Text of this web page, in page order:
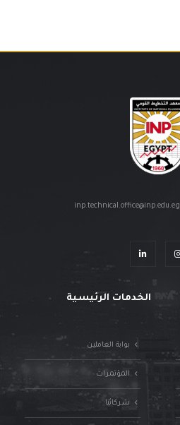
inp.technical.office@inp.edu.eg
الخدمات الرئيسية
بوابة العاملين
المؤتمرات
شركائنا